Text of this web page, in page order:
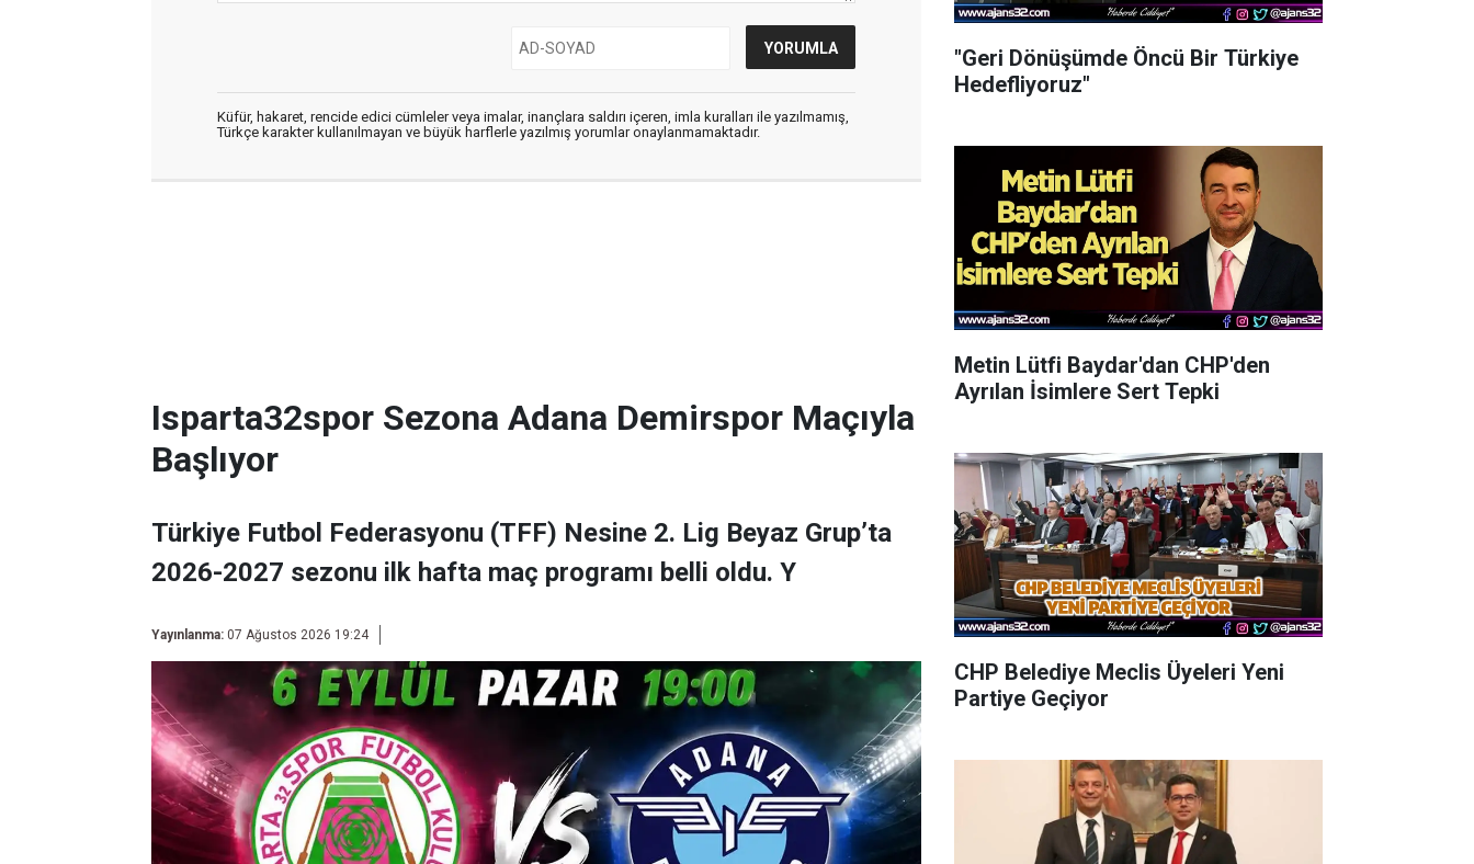
Küfür, hakaret, rencide edici cümleler veya imalar, inançlara saldırı içeren, imla kuralları ile yazılmamış,
Türkçe karakter kullanılmayan ve büyük harflerle yazılmış yorumlar onaylanmamaktadır.
Isparta32spor Sezona Adana Demirspor Maçıyla
Başlıyor
Türkiye Futbol Federasyonu (TFF) Nesine 2. Lig Beyaz Grup’ta
2026-2027 sezonu ilk hafta maç programı belli oldu. Y
Yayınlanma: 07 Ağustos 2026 19:24
"Geri Dönüşümde Öncü Bir Türkiye
Hedefliyoruz"
Metin Lütfi Baydar'dan CHP'den
Ayrılan İsimlere Sert Tepki
CHP Belediye Meclis Üyeleri Yeni
Partiye Geçiyor